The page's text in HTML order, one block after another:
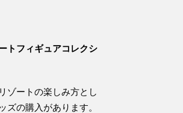
トフィギュアコレクシ
ゾートの楽しみ方とし
ズの購入があります。